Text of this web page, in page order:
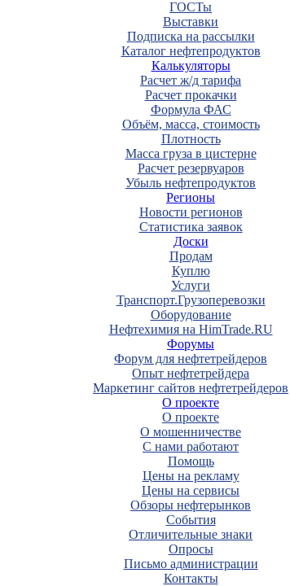
ГОСТы
Выставки
Подписка на рассылки
Каталог нефтепродуктов
Калькуляторы
Расчет ж/д тарифа
Расчет прокачки
Формула ФАС
Объём, масса, стоимость
Плотность
Масса груза в цистерне
Расчет резервуаров
Убыль нефтепродуктов
Регионы
Новости регионов
Статистика заявок
Доски
Продам
Куплю
Услуги
Транспорт.Грузоперевозки
Оборудование
Нефтехимия на HimTrade.RU
Форумы
Форум для нефтетрейдеров
Опыт нефтетрейдера
Маркетинг сайтов нефтетрейдеров
О проекте
О проекте
О мошенничестве
С нами работают
Помощь
Цены на рекламу
Цены на сервисы
Обзоры нефтерынков
События
Отличительные знаки
Опросы
Письмо администрации
Контакты